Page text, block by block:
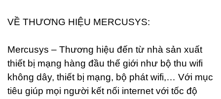
VỀ THƯƠNG HIỆU MERCUSYS:
Mercusys – Thương hiệu đến từ nhà sản xuất
thiết bị mạng hàng đầu thế giới như bộ thu wifi
không dây, thiết bị mạng, bộ phát wifi,… Với mục
tiêu giúp mọi người kết nối internet với tốc độ